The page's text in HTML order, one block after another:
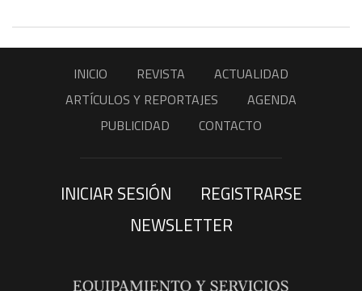
INICIO REVISTA
ACTUALIDAD
ARTÍCULOS Y REPORTAJES
AGENDA
PUBLICIDAD
CONTACTO
INICIAR SESIÓN
REGISTRARSE
NEWSLETTER